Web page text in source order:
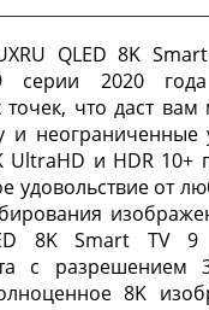
QLED 8K
2020 года
что даст вам
и неограниченные
UltraHD и HDR 10+
удовольствие от
8K Smart TV
с разрешением
8K